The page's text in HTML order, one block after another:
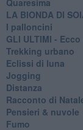
LA BIONDA DI
I palloncini
GLI ULTIMI -
Trekking urbano
Eclissi di luna
Jogging
Distanza
Racconto di
Pensieri & nuvole
Fumo